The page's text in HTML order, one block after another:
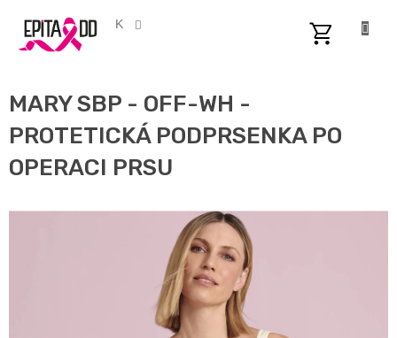
obsah
CZK
MARY SBP - OFF-WH -
PROTETICKÁ PODPRSENKA PO
OPERACI PRSU